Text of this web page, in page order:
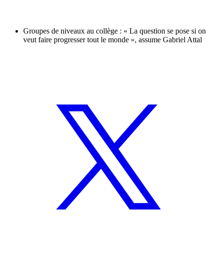
Groupes de niveaux au collège : « La question se pose si on
veut faire progresser tout le monde », assume Gabriel Attal